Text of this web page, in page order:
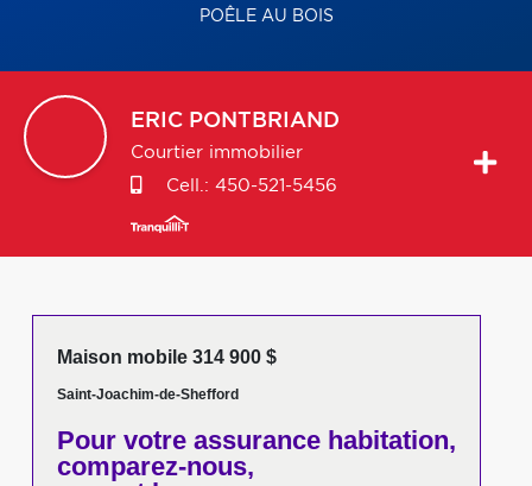
POÊLE AU BOIS
ERIC PONTBRIAND
Courtier immobilier
Cell.: 450-521-5456
Maison mobile 314 900 $
Saint-Joachim-de-Shefford
Pour votreassurance habitation,
comparez-nous,